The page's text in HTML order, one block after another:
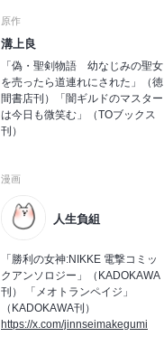
原作
溝上良
「偽・聖剣物語 幼なじみの聖女
を売ったら道連れにされた」（徳
間書店刊）「闇ギルドのマスター
は今日も微笑む」（TOブックス
刊）
漫画
人生負組
「勝利の女神:NIKKE 電撃コミッ
クアンソロジー」（KADOKAWA
刊） 「メオトランペイジ」
（KADOKAWA刊）
https://x.com/jinnseimakegumi